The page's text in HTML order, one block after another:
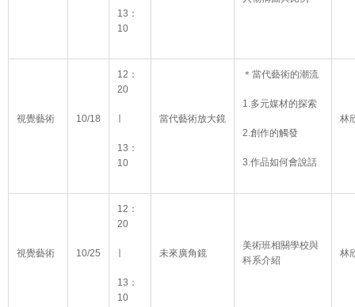
13：
10
視覺藝術 10/18
12：
20
13：
10
當代藝術放大鏡
＊當代藝術的潮流
1.多元媒材的探索
2.創作的觸發
3.作品如何會說話
林
視覺藝術 10/25
12：
20
13：
10
未來廣角鏡
美術班相關學校與
科系介紹
林